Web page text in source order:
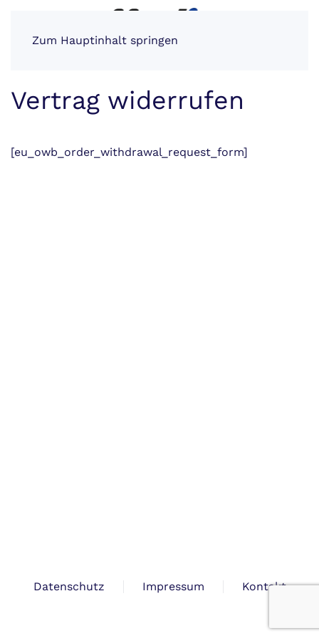
Zum Hauptinhalt springen
Vertrag widerrufen
[eu_owb_order_withdrawal_request_form]
Datenschutz Impressum Kontakt